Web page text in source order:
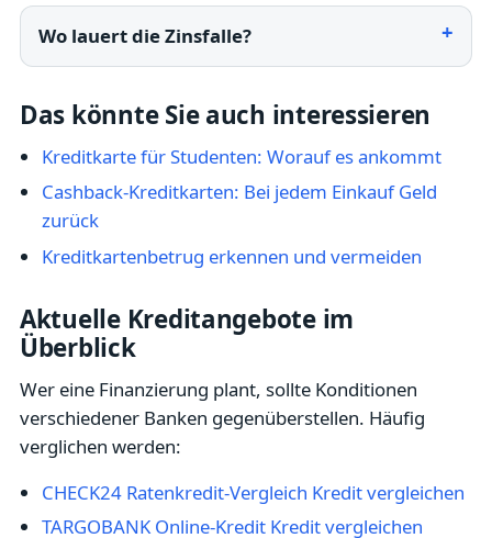
Wo lauert die Zinsfalle?
Das könnte Sie auch interessieren
Kreditkarte für Studenten: Worauf es ankommt
Cashback-Kreditkarten: Bei jedem Einkauf Geld
zurück
Kreditkartenbetrug erkennen und vermeiden
Aktuelle Kreditangebote im
Überblick
Wer eine Finanzierung plant, sollte Konditionen
verschiedener Banken gegenüberstellen. Häufig
verglichen werden:
CHECK24 Ratenkredit-Vergleich Kredit vergleichen
TARGOBANK Online-Kredit Kredit vergleichen